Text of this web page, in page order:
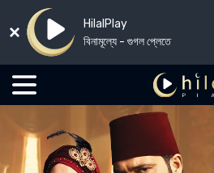
HilalPlay
বিনামূল্যে - গুগল প্লেতে